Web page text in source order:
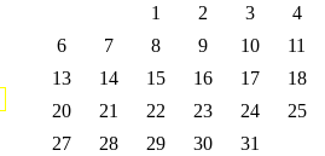
1
2 3
4
6
7 8 9 10
11
13
14 15 16 17
18
20
21 22 23 24
25
27
28 29 30 31